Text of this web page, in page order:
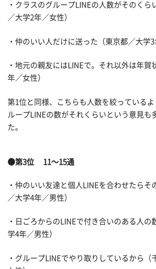
・クラスのグループLINEの人数がそのくら
／大学2年／女性）
・仲のいい人だけに送った（東京都／大学3
・地元の親友にはLINEで。それ以外は年賀
年／女性）
第1位と同様、こちらも人数を絞っている
ループLINEの数がそれくらいという意見も
た。
●第3位 11～15通
・仲のいい友達と個人LINEを合わせたらそ
／大学4年／男性）
・日ごろからのLINEで付き合いのある人の
学4年／男性）
・グループLINEでやり取りしているから（